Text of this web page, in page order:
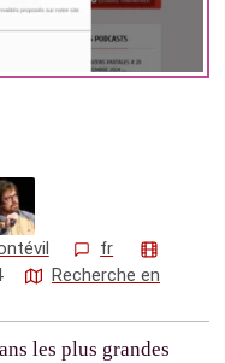
fr
Recherche en
les plus grandes